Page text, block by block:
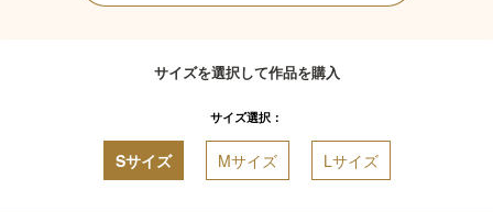
サイズを選択して作品を購入
サイズ選択：
Sサイズ Mサイズ Lサイズ